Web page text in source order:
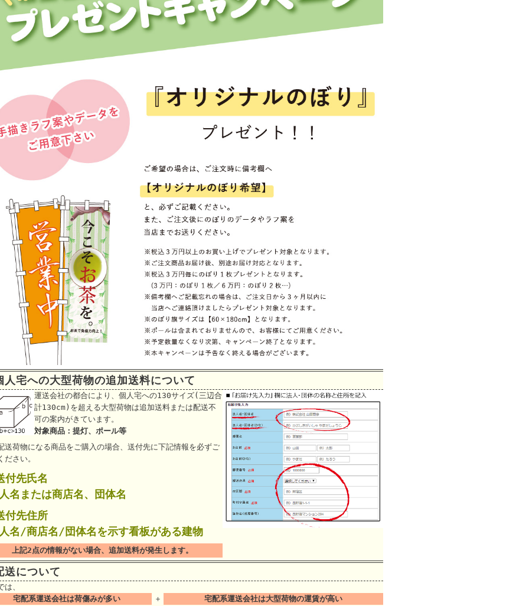
人宅への大型荷物の追加送料について
運送会社の都合により、個人宅への130サイズ(三辺合
計130cm)を超える大型荷物は追加送料または配送不
可の案内がきています。
対象商品：提灯、ポール等
送荷物になる商品をご購入の場合、送付先に下記情報を必ずご
ださい。
先氏名
名または商店名、団体名
付先住所
名/商店名/団体名を示す看板がある建物
上記2点の情報がない場合、追加送料が発生します。
送について
は、
宅配系運送会社は荷傷みが多い
＋ 宅配系運送会社は大型荷物の運賃が高い